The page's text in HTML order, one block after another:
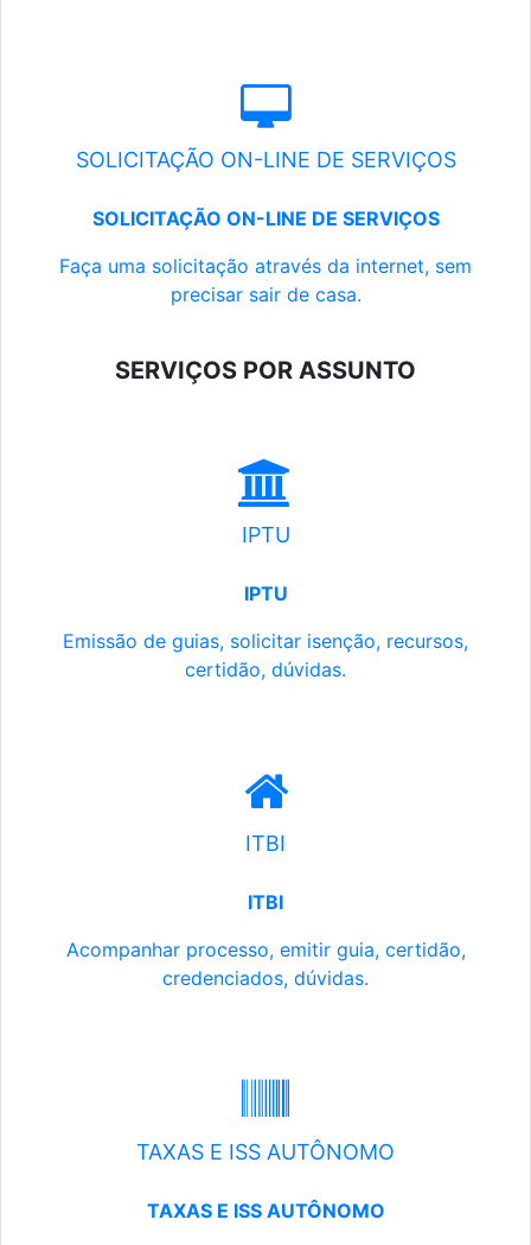
SOLICITAÇÃO ON-LINE DE SERVIÇOS
SOLICITAÇÃO ON-LINE DE SERVIÇOS
Faça uma solicitação através da internet, sem
precisar sair de casa.
SERVIÇOS POR ASSUNTO
IPTU
IPTU
Emissão de guias, solicitar isenção, recursos,
certidão, dúvidas.
ITBI
ITBI
Acompanhar processo, emitir guia, certidão,
credenciados, dúvidas.
TAXAS E ISS AUTÔNOMO
TAXAS E ISS AUTÔNOMO